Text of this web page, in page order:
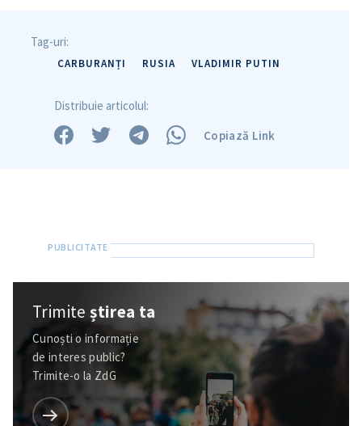
Tag-uri:
CARBURANȚI RUSIA VLADIMIR PUTIN
Distribuie articolul:
Copiază Link
Trimiteștirea ta
Cunoști o informație
de interes public?
Trimite-o la ZdG